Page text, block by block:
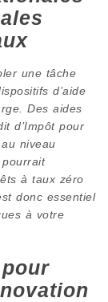
une tâche
d’aide
Des aides
d’Impôt pour
niveau
à taux zéro
donc essentiel
à votre